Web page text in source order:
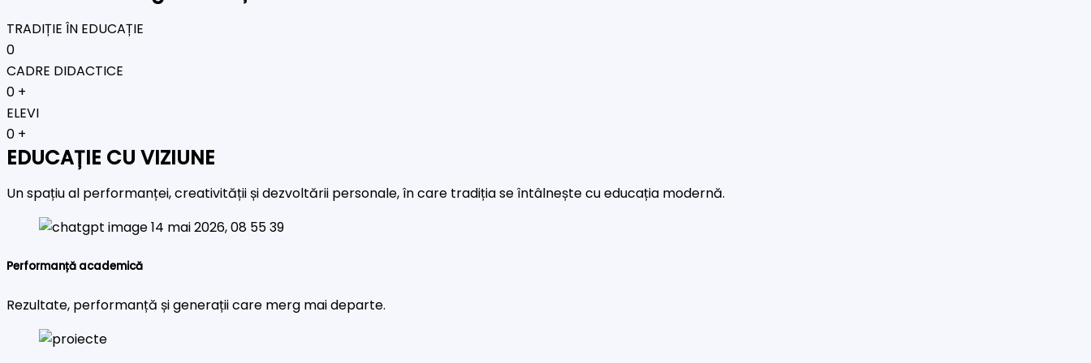
TRADIȚIE ÎN EDUCAȚIE
0
CADRE DIDACTICE
0 +
ELEVI
0 +
EDUCAȚIE CU VIZIUNE
Un spațiu al performanței, creativității și dezvoltării personale, în care tradiția se întâlnește cu educația modernă.
Performanță academică
Rezultate, performanță și generații care merg mai departe.